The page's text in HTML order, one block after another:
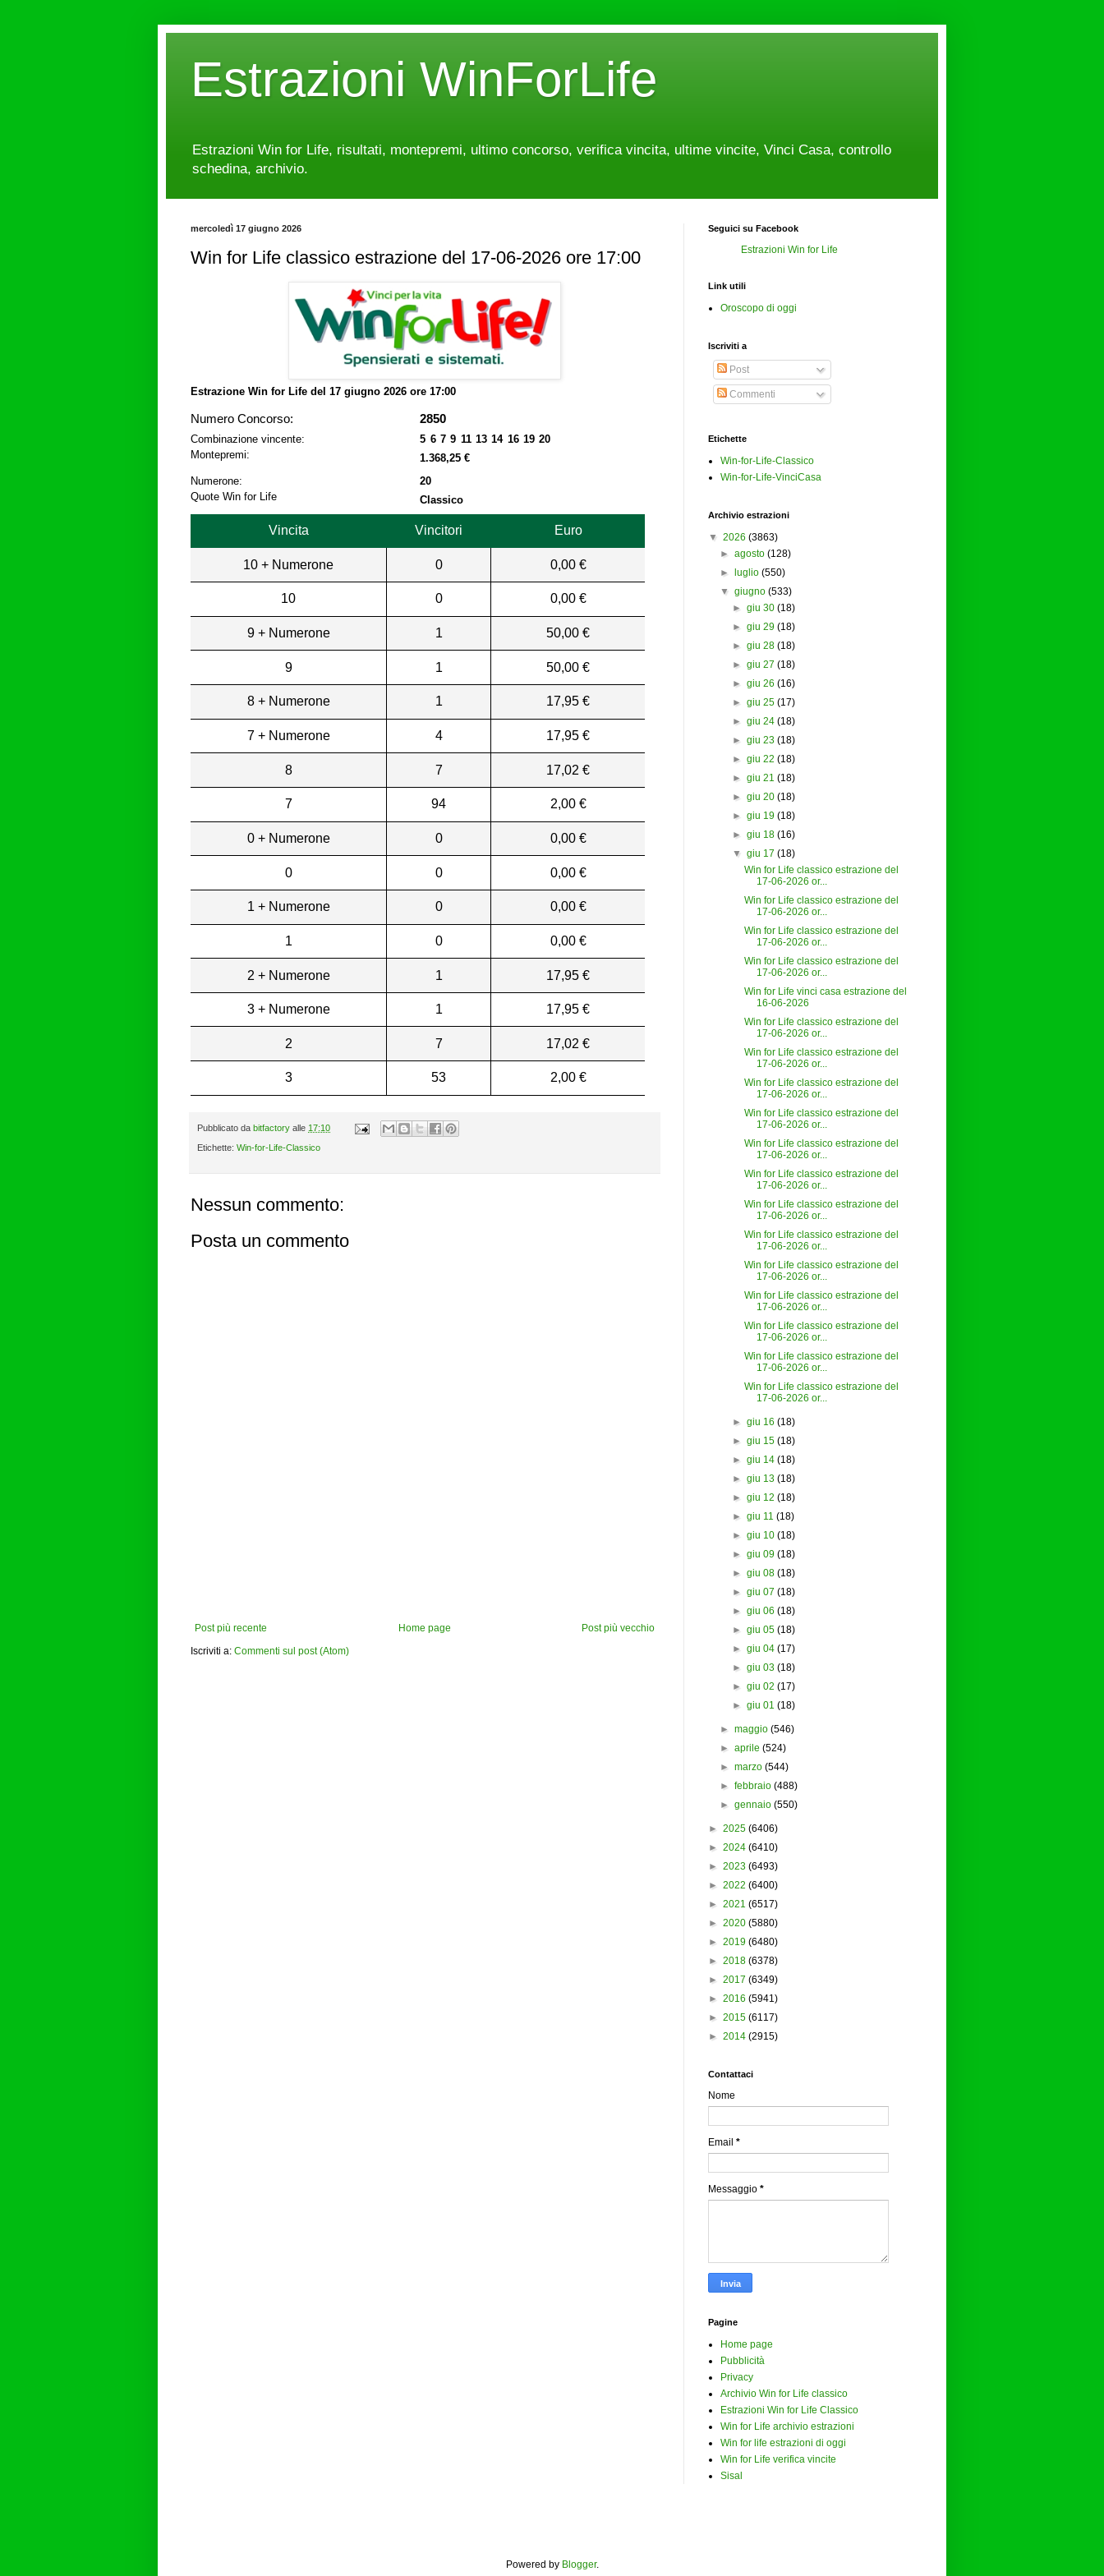
Estrazioni WinForLife
Estrazioni Win for Life, risultati, montepremi, ultimo concorso, verifica vincita, ultime vincite, Vinci Casa, controllo
schedina, archivio.
mercoledì 17 giugno 2026
Win for Life classico estrazione del 17-06-2026 ore 17:00
Estrazione Win for Life del 17 giugno 2026 ore 17:00
Numero Concorso: 2850
Combinazione vincente:
5 6 7 9 11 13 14 16 19 20
Montepremi:
1.368,25 €
Numerone:
20
Quote Win for Life
Classico
Vincita Vincitori Euro
10 + Numerone 0 0,00 €
10 0 0,00 €
9 + Numerone 1 50,00 €
9 1 50,00 €
8 + Numerone 1 17,95 €
7 + Numerone 4 17,95 €
8 7 17,02 €
7 94 2,00 €
0 + Numerone 0 0,00 €
0 0 0,00 €
1 + Numerone 0 0,00 €
1 0 0,00 €
2 + Numerone 1 17,95 €
3 + Numerone 1 17,95 €
2 7 17,02 €
3 53 2,00 €
Pubblicato da bitfactory alle 17:10
Etichette: Win-for-Life-Classico
Nessun commento:
Posta un commento
Post più recente Post più vecchio
Home page
Iscriviti a: Commenti sul post (Atom)
Seguici su Facebook
Estrazioni Win for Life
Link utili
Oroscopo di oggi
Iscriviti a
Post
Commenti
Etichette
Win-for-Life-Classico
Win-for-Life-VinciCasa
Archivio estrazioni
▼ 2026 (3863)
►agosto (128)
►
luglio (550)
▼ giugno (533)
► giu 30 (18)
► giu 29 (18)
► giu 28 (18)
► giu 27 (18)
► giu 26 (16)
► giu 25 (17)
► giu 24 (18)
► giu 23 (18)
► giu 22 (18)
► giu 21 (18)
► giu 20 (18)
► giu 19 (18)
► giu 18 (16)
▼ giu 17 (18)
Win for Life classico estrazione del
17-06-2026 or...
Win for Life classico estrazione del
17-06-2026 or...
Win for Life classico estrazione del
17-06-2026 or...
Win for Life classico estrazione del
17-06-2026 or...
Win for Life vinci casa estrazione del
16-06-2026
Win for Life classico estrazione del
17-06-2026 or...
Win for Life classico estrazione del
17-06-2026 or...
Win for Life classico estrazione del
17-06-2026 or...
Win for Life classico estrazione del
17-06-2026 or...
Win for Life classico estrazione del
17-06-2026 or...
Win for Life classico estrazione del
17-06-2026 or...
Win for Life classico estrazione del
17-06-2026 or...
Win for Life classico estrazione del
17-06-2026 or...
Win for Life classico estrazione del
17-06-2026 or...
Win for Life classico estrazione del
17-06-2026 or...
Win for Life classico estrazione del
17-06-2026 or...
Win for Life classico estrazione del
17-06-2026 or...
Win for Life classico estrazione del
17-06-2026 or...
► giu 16 (18)
► giu 15 (18)
► giu 14 (18)
► giu 13 (18)
► giu 12 (18)
► giu 11 (18)
► giu 10 (18)
► giu 09 (18)
► giu 08 (18)
► giu 07 (18)
► giu 06 (18)
► giu 05 (18)
► giu 04 (17)
► giu 03 (18)
► giu 02 (17)
► giu 01 (18)
►maggio (546)
►aprile (524)
►marzo (544)
►febbraio (488)
►gennaio (550)
► 2025 (6406)
► 2024 (6410)
► 2023 (6493)
► 2022 (6400)
► 2021 (6517)
► 2020 (5880)
► 2019 (6480)
► 2018 (6378)
► 2017 (6349)
► 2016 (5941)
► 2015 (6117)
► 2014 (2915)
Contattaci
Nome
Email *
Messaggio *
Pagine
Home page
Pubblicità
Privacy
Archivio Win for Life classico
Estrazioni Win for Life Classico
Win for Life archivio estrazioni
Win for life estrazioni di oggi
Win for Life verifica vincite
Sisal
Powered by Blogger.